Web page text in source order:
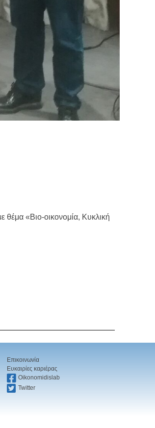
«Βιο-οικονομία, Κυκλική
Επικοινωνία
Ευκαιρίες καριέρας
Oikonomidislab
Twitter